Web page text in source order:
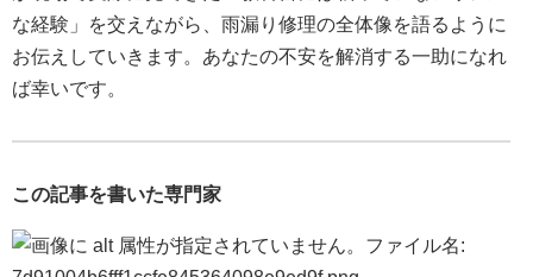
な経験」を交えながら、雨漏り修理の全体像を語るように
お伝えしていきます。あなたの不安を解消する一助になれ
ば幸いです。
この記事を書いた専門家